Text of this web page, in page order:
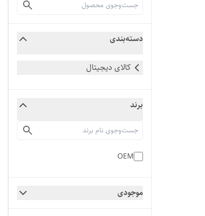
دسته‌بندی
کالای دیجیتال
برند
OEM
موجودی